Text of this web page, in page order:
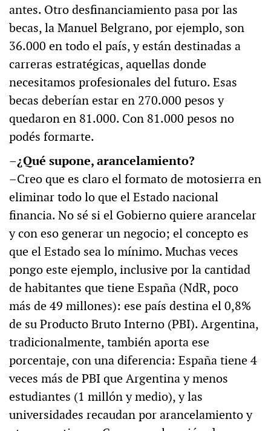
antes. Otro desfinanciamiento pasa por las
becas, la Manuel Belgrano, por ejemplo, son
36.000 en todo el país, y están destinadas a
carreras estratégicas, aquellas donde
necesitamos profesionales del futuro. Esas
becas deberían estar en 270.000 pesos y
quedaron en 81.000. Con 81.000 pesos no
podés formarte.
–¿Qué supone, arancelamiento?
–Creo que es claro el formato de motosierra en
eliminar todo lo que el Estado nacional
financia. No sé si el Gobierno quiere arancelar
y con eso generar un negocio; el concepto es
que el Estado sea lo mínimo. Muchas veces
pongo este ejemplo, inclusive por la cantidad
de habitantes que tiene España (NdR, poco
más de 49 millones): ese país destina el 0,8%
de su Producto Bruto Interno (PBI). Argentina,
tradicionalmente, también aporta ese
porcentaje, con una diferencia: España tiene 4
veces más de PBI que Argentina y menos
estudiantes (1 millón y medio), y las
universidades recaudan por arancelamiento y